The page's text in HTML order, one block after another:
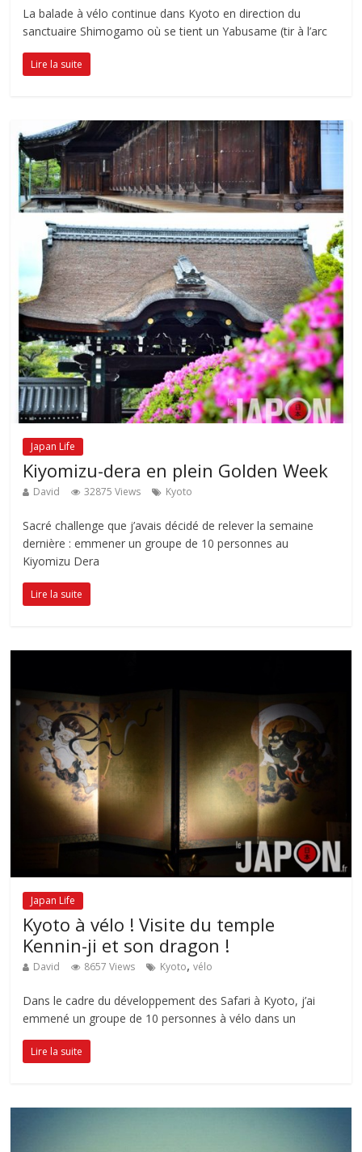
La balade à vélo continue dans Kyoto en direction du
sanctuaire Shimogamo où se tient un Yabusame (tir à l’arc
Lire la suite
Japan Life
Kiyomizu-dera en plein Golden Week
David 32875 Views Kyoto
Sacré challenge que j’avais décidé de relever la semaine
dernière : emmener un groupe de 10 personnes au
Kiyomizu Dera
Lire la suite
Japan Life
Kyoto à vélo ! Visite du temple
Kennin-ji et son dragon !
David 8657 Views Kyoto,vélo
Dans le cadre du développement des Safari à Kyoto, j’ai
emmené un groupe de 10 personnes à vélo dans un
Lire la suite